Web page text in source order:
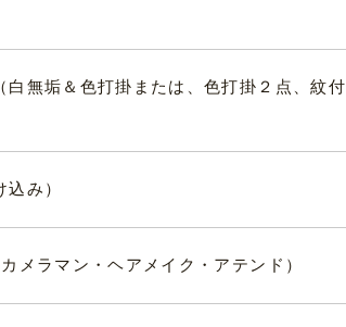
白無垢＆色打掛または、色打掛２点、紋付
み）
メラマン・ヘアメイク・アテンド）